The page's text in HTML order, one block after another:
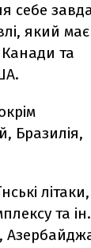
себе
який має
Канади та
Бразилія,
літаки,
та ін.